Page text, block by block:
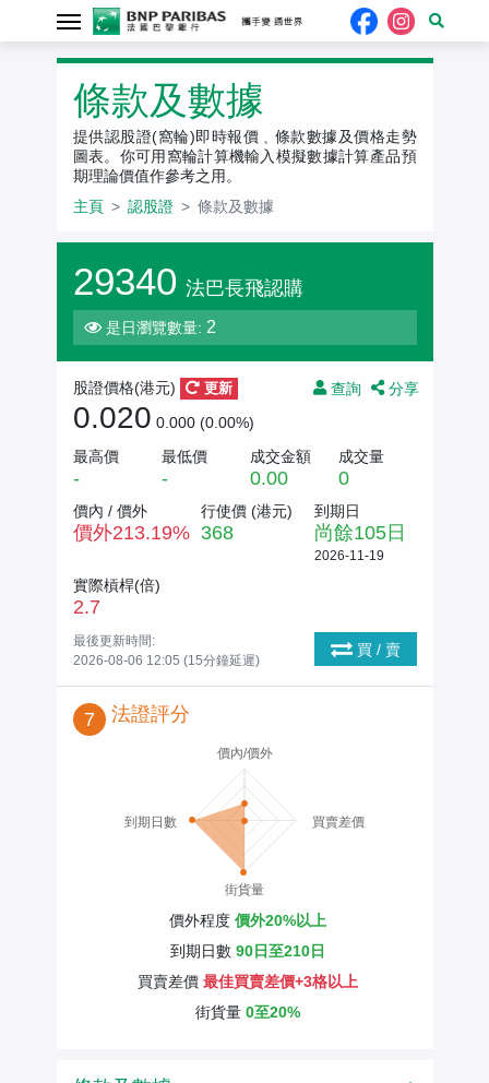
認股證
條款及數據
提供認股證(窩輪)即時報價﹑條款數據及價格走勢
圖表。你可用窩輪計算機輸入模擬數據計算產品預
期理論價值作參考之用。
主頁
認股證 條款及數據
29340 法巴長飛認購
是日瀏覽數量: 2
查詢 分享
股證價格(港元) 更新
0.020 0.000 (0.00%)
最高價
-
最低價
-
成交金額
0.00
成交量
0
價內 / 價外
價外213.19%
行使價 (港元)
368
到期日
尚餘105日
2026-11-19
實際槓桿(倍)
2.7
最後更新時間:
2026-08-06 12:05 (15分鐘延遲)
買 / 賣
7 法證評分
價內/價外
買賣差價
街貨量
到期日數
價外程度 價外20%以上
到期日數 90日至210日
買賣差價 最佳買賣差價+3格以上
街貨量 0至20%